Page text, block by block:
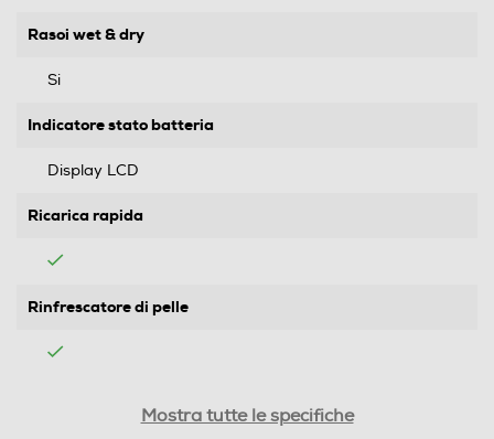
Rasoi wet & dry
Si
Indicatore stato batteria
Display LCD
Ricarica rapida
Rinfrescatore di pelle
Mostra tutte le specifiche